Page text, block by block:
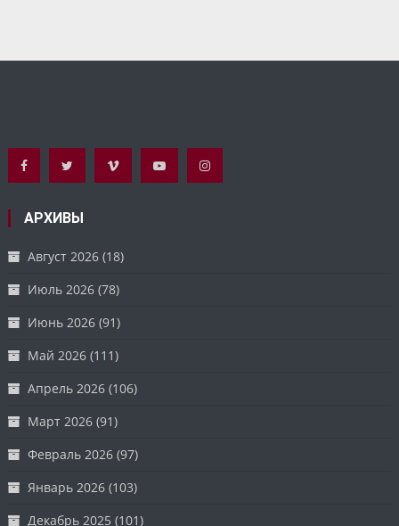
АРХИВЫ
Август 2026 (18)
Июль 2026 (78)
Июнь 2026 (91)
Май 2026 (111)
Апрель 2026 (106)
Март 2026 (91)
Февраль 2026 (97)
Январь 2026 (103)
Декабрь 2025 (101)